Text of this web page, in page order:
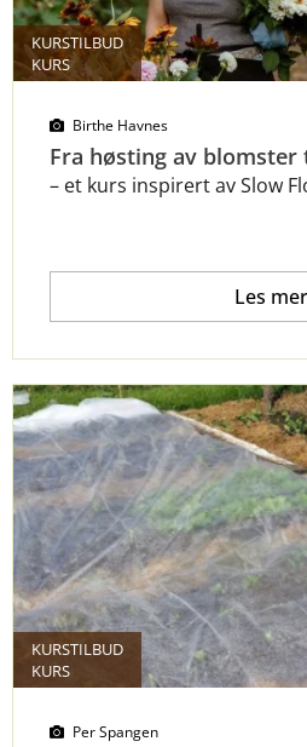
KURSTILBUD
KURS
Birthe Havnes
Fra høsting av
– et kurs inspirert avSlow
Les mer
KURSTILBUD
KURS
Per Spangen